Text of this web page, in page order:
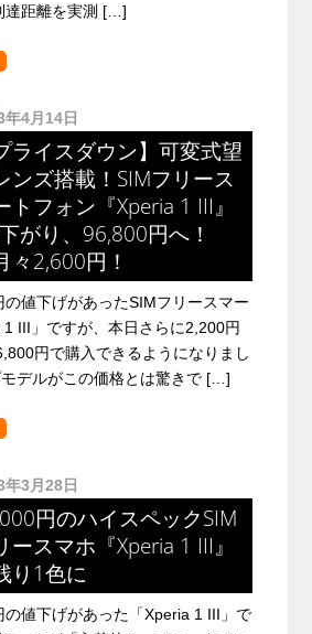
達距離を実測 […]
年4月14日
ライスダウン】可変式望
ンズ搭載！SIMフリース
トフォン『Xperia 1 III』
がり、96,800円へ！
々2,600円！
値下げがあったSIMフリースマー
III」ですが、本日さらに2,200円
円で購入できるようになりまし
デルがこの価格とは驚きで […]
年3月28日
円のハイスペックSIM
ースマホ『Xperia 1 III』
り1色に
値下げがあった「Xperia 1 III」で